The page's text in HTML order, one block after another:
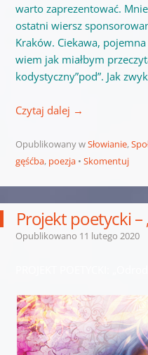
warto zaprezentować.
ostatni wiersz
Kraków. Ciekawa,
wiem jak miałbym
kodystyczny”pod”. Jak
Czytaj dalej →
Opublikowany wSłowianie,
gęśćba, poezja Skomentuj
Projekt poetycki –
Opublikowano 11 lutego 2020